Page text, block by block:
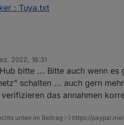
: Tuya.txt
2022, 16:31
bitte ... Bitte auch wenn
schalten ... auch gern
das annahmen
unten im Beitrag :-) https://